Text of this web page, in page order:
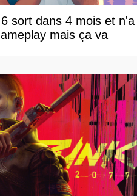
sort dans 4 mois et n'a
mais ça va